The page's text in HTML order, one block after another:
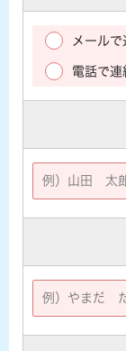
メール
電話で連